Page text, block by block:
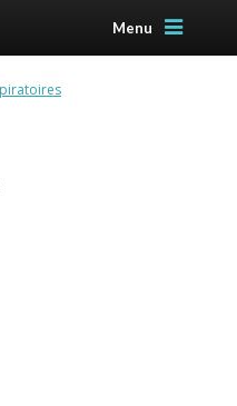
Menu